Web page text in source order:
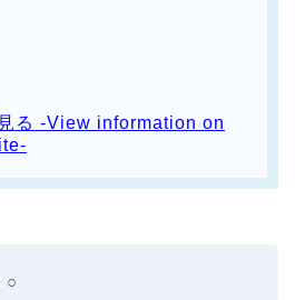
る -View information on
○